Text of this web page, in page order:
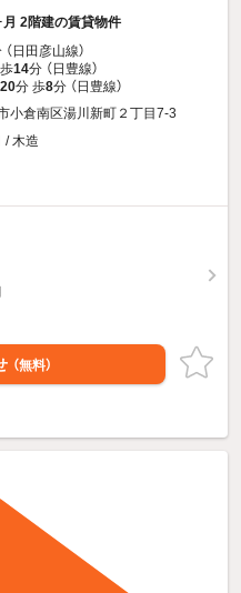
2階建の賃貸物件
（日田彦山線）
14分 （日豊線）
20分 歩8分 （日豊線）
小倉南区湯川新町２丁目7-3
/ 木造
（無料）